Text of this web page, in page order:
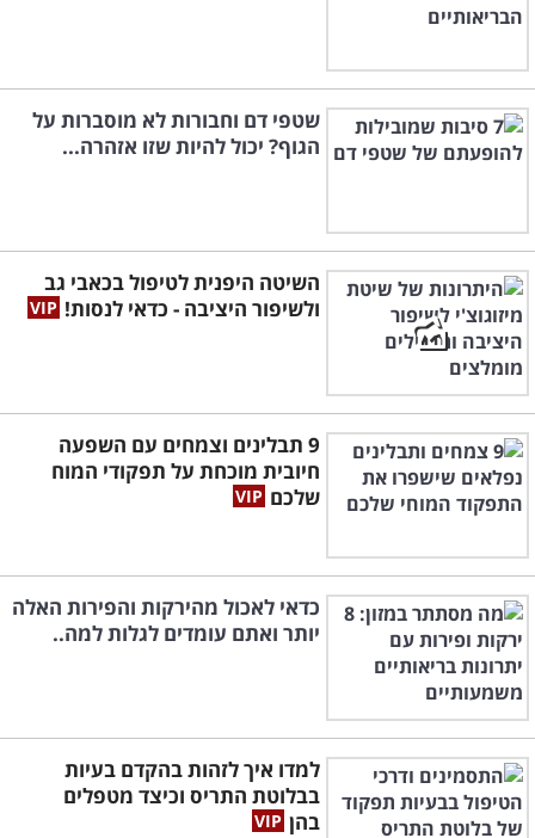
שטפי דם וחבורות לא מוסברות על
הגוף? יכול להיות שזו אזהרה...
השיטה היפנית לטיפול בכאבי גב
ולשיפור היציבה - כדאי לנסות!
9 תבלינים וצמחים עם השפעה
חיובית מוכחת על תפקודי המוח
שלכם
כדאי לאכול מהירקות והפירות האלה
יותר ואתם עומדים לגלות למה..
למדו איך לזהות בהקדם בעיות
בבלוטת התריס וכיצד מטפלים
בהן